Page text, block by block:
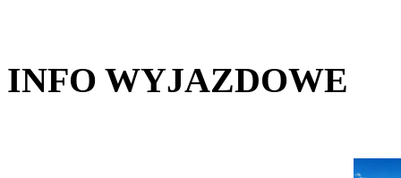
INFO WYJAZDOWE